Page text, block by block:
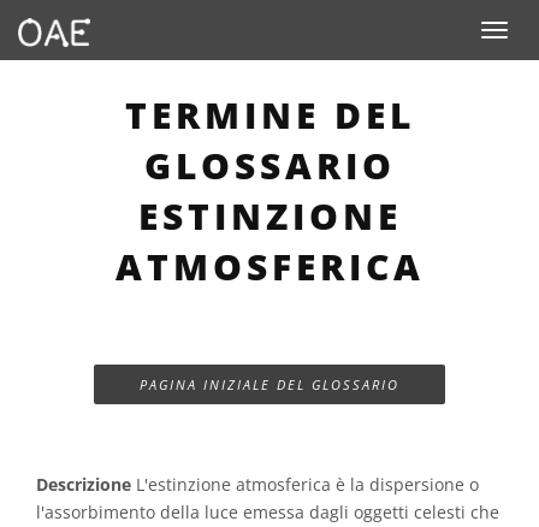
Toggle
TERMINE DEL
GLOSSARIO
ESTINZIONE
ATMOSFERICA
PAGINA INIZIALE DEL GLOSSARIO
Descrizione L'estinzione atmosferica è la dispersione o
l'assorbimento della luce emessa dagli oggetti celesti che